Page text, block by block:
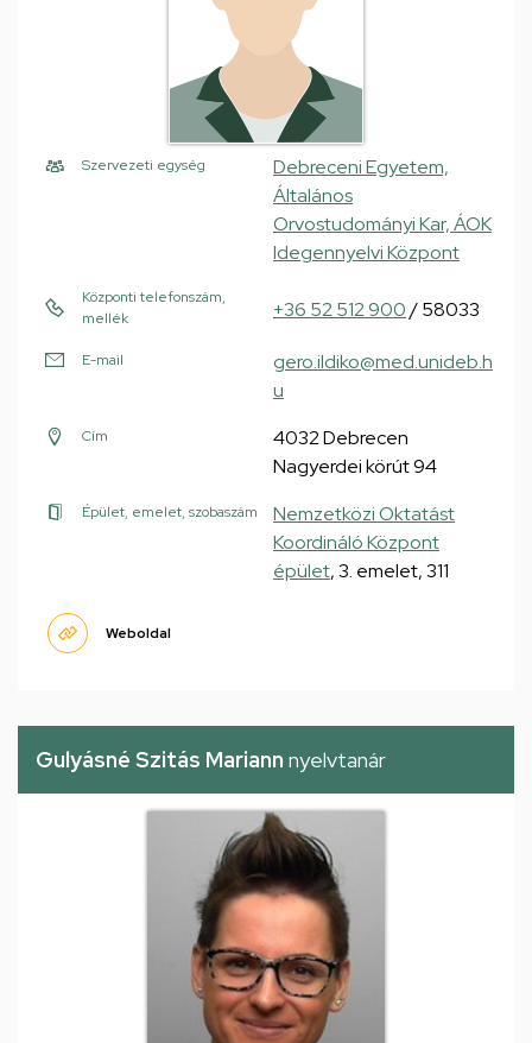
Szervezeti egység
Debreceni Egyetem,
Általános
Orvostudományi Kar, ÁOK
Idegennyelvi Központ
Központi telefonszám,
mellék
+36 52 512 900/ 58033
E-mail
gero.ildiko@med.unideb.h
u
Cím
4032 Debrecen
Nagyerdei körút 94
Épület, emelet, szobaszám
Nemzetközi Oktatást
Koordináló Központ
épület, 3. emelet, 311
Weboldal
Gulyásné Szitás Mariann nyelvtanár